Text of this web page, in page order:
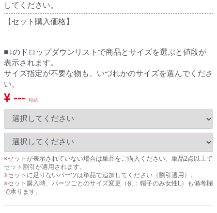
してください。
【セット購入価格】
■↓のドロップダウンリストで商品とサイズを選ぶと値段が
表示されます。
サイズ指定が不要な物も、いづれかのサイズを選んでくださ
い。
¥ --- 税込
※セットが表示されていない場合は単品をご購入ください。単品2点以上で
セット割引が適用されます。
※セットに足りないパーツは単品で追加してください（割引適用）。
※セット購入時、パーツごとのサイズ変更（例：帽子のみ女性L）も備考欄
で承ります。